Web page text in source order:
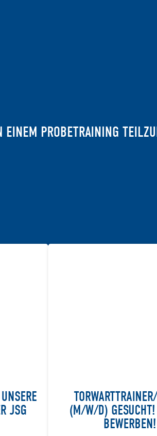
PROBETRAINING
JSG
(M/W/D)
BEWERBEN!